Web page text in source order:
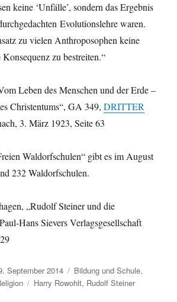
keine ‘Unfälle’, sondern das Ergebnis
Evolutionslehre waren.
zu vielen Anthroposophen keine
zu bestreiten.“
Leben des Menschen und der Erde –
Christentums“, GA 349,DRITTER
3. März 1923, Seite 63
Waldorfschulen“ gibt es im August
232 Waldorfschulen.
„Rudolf Steiner und die
Hans Sievers Verlagsgesellschaft
September 2014 Kategorien
Bildung und Schule,
Schlagwörter
Harry Rowohlt, Rudolf Steiner